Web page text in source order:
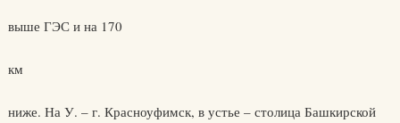
выше ГЭС и на 170
км
ниже. На У. – г. Красноуфимск, в устье – столица Башкирской